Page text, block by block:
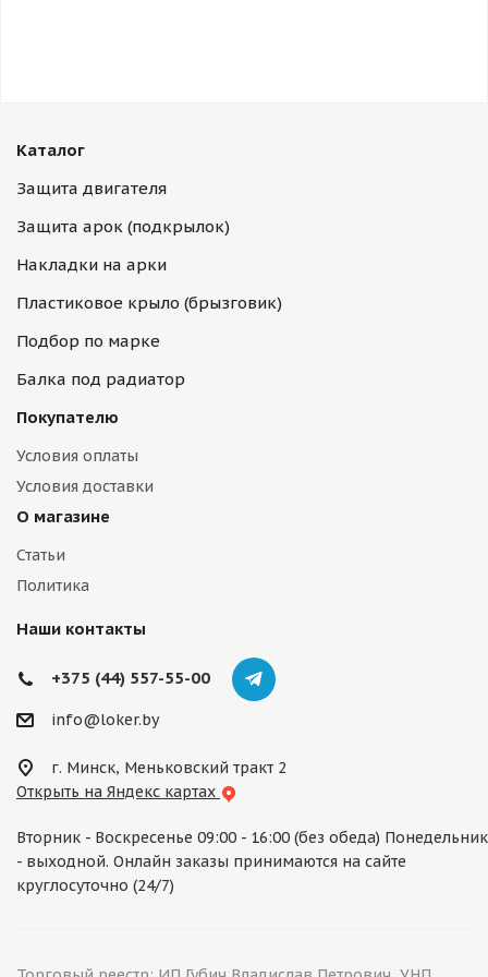
Каталог
Защита двигателя
Защита арок (подкрылок)
Накладки на арки
Пластиковое крыло (брызговик)
Подбор по марке
Балка под радиатор
Покупателю
Условия оплаты
Условия доставки
О магазине
Статьи
Политика
Наши контакты
+375 (44) 557-55-00
info@loker.by
г. Минск, Меньковский тракт 2
Открыть на Яндекс картах
Вторник - Воскресенье 09:00 - 16:00 (без обеда) Понедельник
- выходной. Онлайн заказы принимаются на сайте
круглосуточно (24/7)